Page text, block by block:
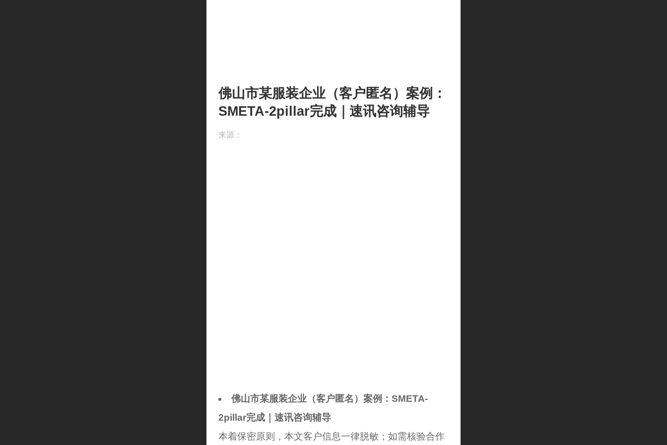
佛山市某服装企业（客户匿名）案例：
SMETA-2pillar完成｜速讯咨询辅导
来源：
佛山市某服装企业（客户匿名）案例：SMETA-
2pillar完成｜速讯咨询辅导
本着保密原则，本文客户信息一律脱敏；如需核验合作